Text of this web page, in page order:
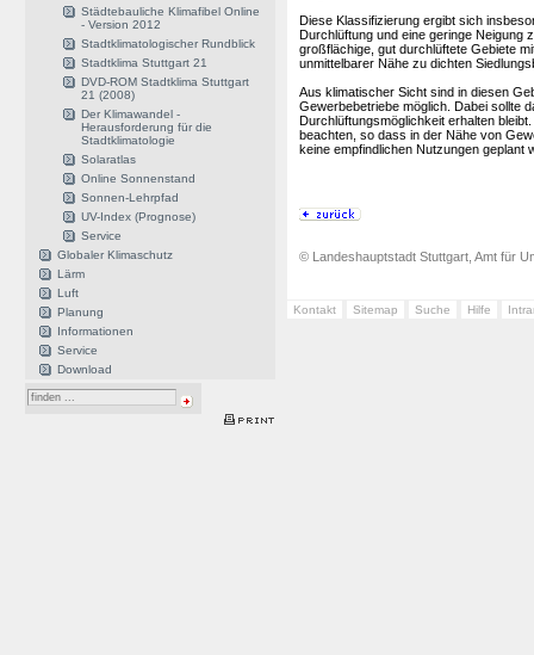
Städtebauliche Klimafibel Online
- Version 2012
Stadtklimatologischer Rundblick
Stadtklima Stuttgart 21
DVD-ROM Stadtklima Stuttgart
21 (2008)
Der Klimawandel -
Herausforderung für die
Stadtklimatologie
Solaratlas
Online Sonnenstand
Sonnen-Lehrpfad
UV-Index (Prognose)
Service
Globaler Klimaschutz
Lärm
Luft
Planung
Informationen
Service
Download
Diese Klassifizierung ergibt sich
Durchlüftung und eine geringe Neigung
großflächige, gut durchlüftete Gebiete
unmittelbarer Nähe zu dichten
Aus klimatischer Sicht sind in diesen
Gewerbebetriebe möglich. Dabei sollte
Durchlüftungsmöglichkeit erhalten
beachten, so dass in der Nähe von
keine empfindlichen Nutzungen geplant
© Landeshauptstadt Stuttgart, Amt für
Kontakt Sitemap Suche Hilfe